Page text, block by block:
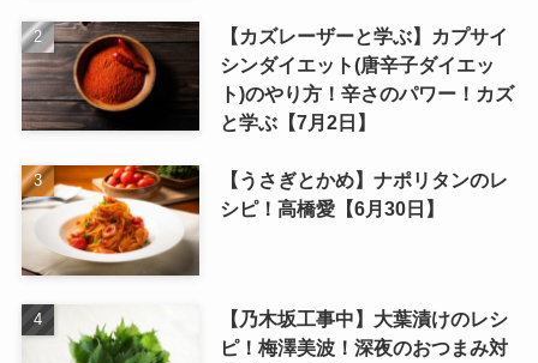
【カズレーザーと学ぶ】カプサイ
シンダイエット(唐辛子ダイエッ
ト)のやり方！辛さのパワー！カズ
と学ぶ【7月2日】
【うさぎとかめ】ナポリタンのレ
シピ！高橋愛【6月30日】
【乃木坂工事中】大葉漬けのレシ
ピ！梅澤美波！深夜のおつまみ対